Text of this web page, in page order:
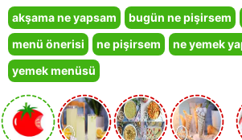
akşama ne yapsam bugün ne pişirsem
menü önerisi
ne pişirsem
ne yemek
yemek menüsü